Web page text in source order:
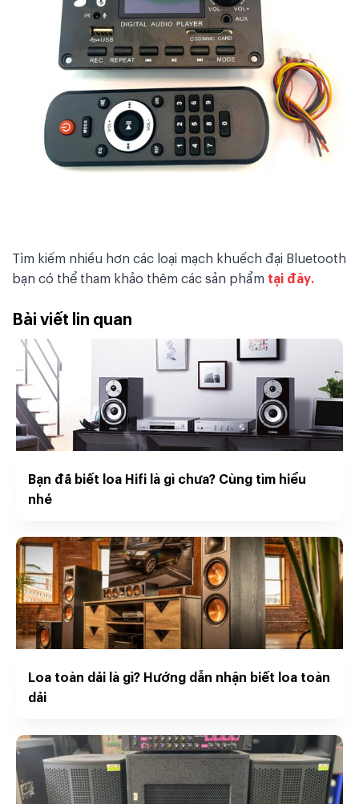
Tìm kiếm nhiều hơn các loại mạch khuếch đại Bluetooth
bạn có thể tham khảo thêm các sản phẩm tại đây.
Bài viết lin quan
Bạn đã biết loa Hifi là gì chưa? Cùng tìm hiểu
nhé
Loa toàn dải là gì? Hướng dẫn nhận biết loa toàn
dải